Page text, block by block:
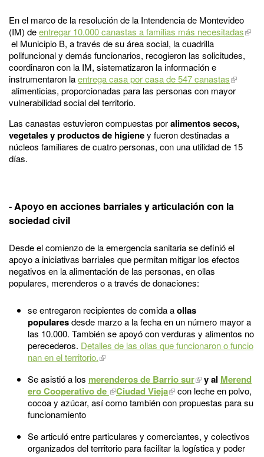
En el marco de la resolución de la Intendencia de Montevideo
(IM) deentregar 10.000 canastas a familias más necesitadas
el Municipio B, a través de su área social, la cuadrilla
polifuncional y demás funcionarios, recogieron las solicitudes,
coordinaron con la IM, sistematizaron la información e
instrumentaron laentrega casa por casa de 547 canastas
alimenticias, proporcionadas para las personas con mayor
vulnerabilidad social del territorio.
Las canastas estuvieron compuestas poralimentos secos,
vegetales y productos de higieney fueron destinadas a
núcleos familiares de cuatro personas, con una utilidad de 15
días.
- Apoyo en acciones barriales y articulación con la
sociedad civil
Desde el comienzo de la emergencia sanitaria se definió el
apoyo a iniciativas barriales que permitan mitigar los efectos
negativos en la alimentación de las personas, en ollas
populares, merenderos o a través de donaciones:
se entregaron recipientes de comida aollas
popularesdesde marzo a la fecha en un número mayor a
las 10.000. También se apoyó con verduras y alimentos no
perecederos. Detalles de las ollas que funcionaron o funcio
nan en el territorio.
Se asistió a los merenderos de Barrio sur y al Merend
ero Cooperativo de
Ciudad Vieja
con leche en polvo,
cocoa y azúcar, así como también con propuestas para su
funcionamiento
Se articuló entre particulares y comerciantes, y colectivos
organizados del territorio para facilitar la logística y poder